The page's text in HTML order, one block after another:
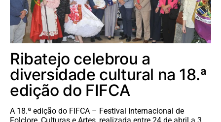
Ribatejo celebrou a
diversidade cultural na 18.ª
edição do FIFCA
A 18.ª edição do FIFCA – Festival Internacional de
Folclore, Culturas e Artes, realizada entre 24 de abril a 3